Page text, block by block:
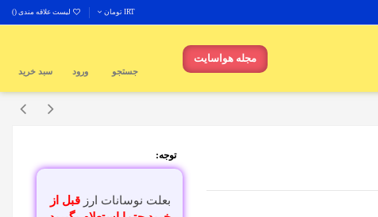
IRT تومان لیست علاقه مندی ()
مجله هواسایت
جستجو ورود سبد خرید
توجه:
بعلت نوسانات ارزقبل از